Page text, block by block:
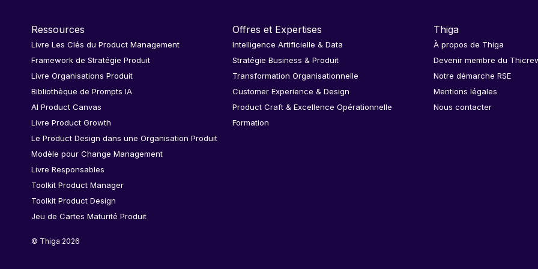
Ressources
Livre Les Clés du Product Management
Framework de Stratégie Produit
Livre Organisations Produit
Bibliothèque de Prompts IA
AI Product Canvas
Livre Product Growth
Le Product Design dans une Organisation Produit
Modèle pour Change Management
Livre Responsables
Toolkit Product Manager
Toolkit Product Design
Jeu de Cartes Maturité Produit
Offres et Expertises
Intelligence Artificielle & Data
Stratégie Business & Produit
Transformation Organisationnelle
Customer Experience & Design
Product Craft & Excellence Opérationnelle
Formation
Thiga
À propos de Thiga
Devenir membre du
Notre démarche RSE
Mentions légales
Nous contacter
© Thiga 2026